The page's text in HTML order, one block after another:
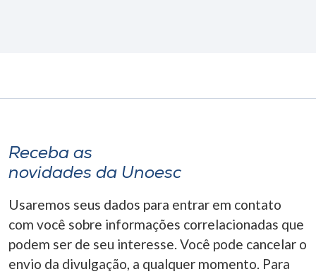
Receba as
novidades da Unoesc
Usaremos seus dados para entrar em contato
com você sobre informações correlacionadas que
podem ser de seu interesse. Você pode cancelar o
envio da divulgação, a qualquer momento. Para